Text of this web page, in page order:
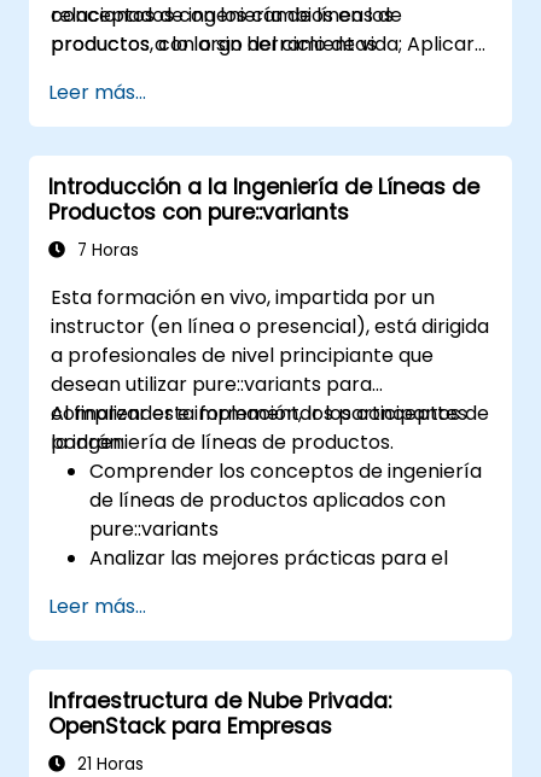
conceptos de ingeniería de líneas de
productos, con o sin herramientas
relacionados con los cambios en los
productos a lo largo del ciclo de vida; Aplicar
configuraciones; Comprender los conceptos
clave de la ingeniería de líneas de productos;
Modelar la variabilidad y las líneas de
productos, con o sin herramientas;
Implementar un proceso integral que abarca
desde la definición de la variabilidad hasta la
beneficios de utilizar herramientas como
pure::variants y FeatureIDE
Leer más...
Introducción a la Ingeniería de Líneas de
Productos con pure::variants
7 Horas
Esta formación en vivo, impartida por un
instructor (en línea o presencial), está dirigida
a profesionales de nivel principiante que
desean utilizar pure::variants para
comprender e implementar los conceptos de
la ingeniería de líneas de productos.
Al finalizar esta formación, los participantes
podrán:
Comprender los conceptos de ingeniería
de líneas de productos aplicados con
pure::variants
Analizar las mejores prácticas para el
Implementar un proceso completo de
gestión de la variabilidad (desde la
definición hasta la instanciación de
variantes)
Utilizar pure::variants con conectores
como Microsoft Office
Leer más...
Infraestructura de Nube Privada:
OpenStack para Empresas
21 Horas